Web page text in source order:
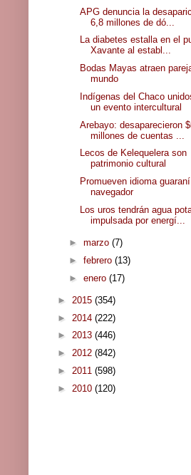
APG denuncia la
6,8 millones de dó...
La diabetes estalla en el
Xavante al establ...
Bodas Mayas atraen
mundo
Indígenas del Chaco
un evento intercultural
Arebayo: desaparecieron
millones de cuentas ...
Lecos de Kelequelera son
patrimonio cultural
Promueven idioma
navegador
Los uros tendrán agua
impulsada por energí...
► marzo (7)
► febrero (13)
► enero (17)
► 2015 (354)
► 2014 (222)
► 2013 (446)
► 2012 (842)
► 2011 (598)
► 2010 (120)